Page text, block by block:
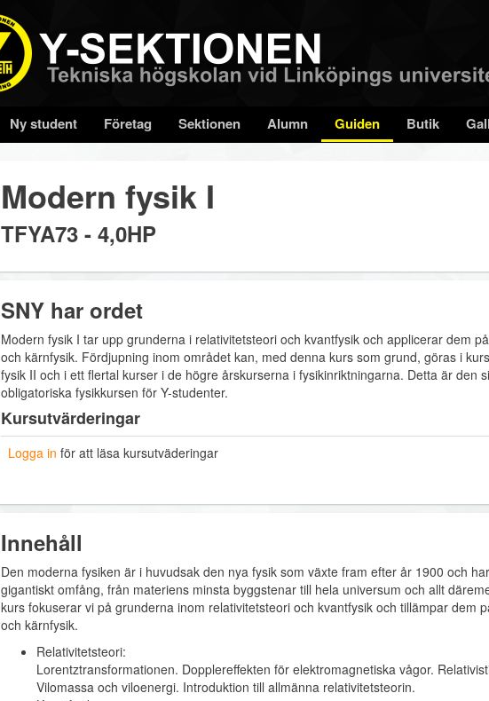
Ny student Företag Sektionen Alumn Guiden Butik
Modern fysik I
TFYA73 - 4,0HP
SNY har ordet
Modern fysik I tar upp grunderna i relativitetsteori och kvantfysik och applicerar dem
och kärnfysik. Fördjupning inom området kan, med denna kurs som grund, göras i
fysik II och i ett flertal kurser i de högre årskurserna i fysikinriktningarna. Detta är den
obligatoriska fysikkursen för Y-studenter.
Kursutvärderingar
Logga in för att läsa kursutväderingar
Innehåll
Den moderna fysiken är i huvudsak den nya fysik som växte fram efter år 1900 och
gigantiskt omfång, från materiens minsta byggstenar till hela universum och allt
kurs fokuserar vi på grunderna inom relativitetsteori och kvantfysik och tillämpar dem
och kärnfysik.
Relativitetsteori:
Lorentztransformationen. Dopplereffekten för elektromagnetiska vågor.
Vilomassa och viloenergi. Introduktion till allmänna relativitetsteorin.